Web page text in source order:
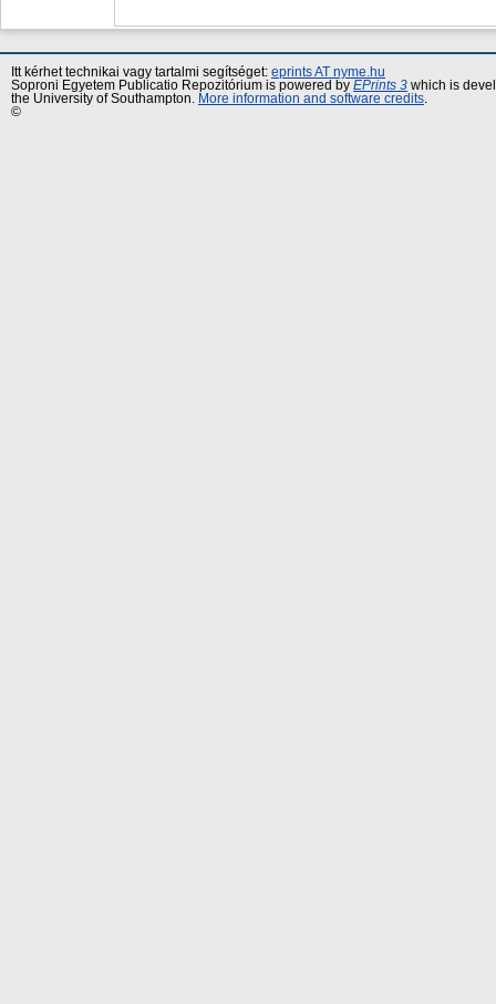
Itt kérhet technikai vagy tartalmi segítséget: eprints AT nyme.hu
Soproni Egyetem Publicatio Repozitórium is powered by EPrints 3 which is
the University of Southampton.
More information and software credits
©